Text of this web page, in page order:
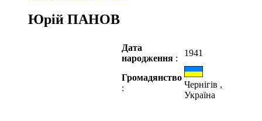
Юрій ПАНОВ
Дата
народження :
1941
Громадянство
:
Чернігів ,
Україна